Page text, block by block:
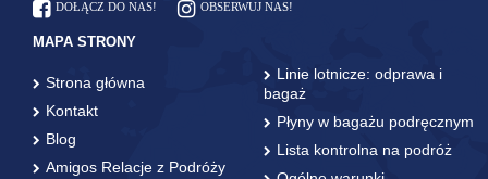
DOŁĄCZ DO NAS! OBSERWUJ NAS!
MAPA STRONY
Strona główna
Kontakt
Blog
Amigos Relacje z Podróży
Linie lotnicze: odprawa i
bagaż
Płyny w bagażu podręcznym
Lista kontrolna na podróż